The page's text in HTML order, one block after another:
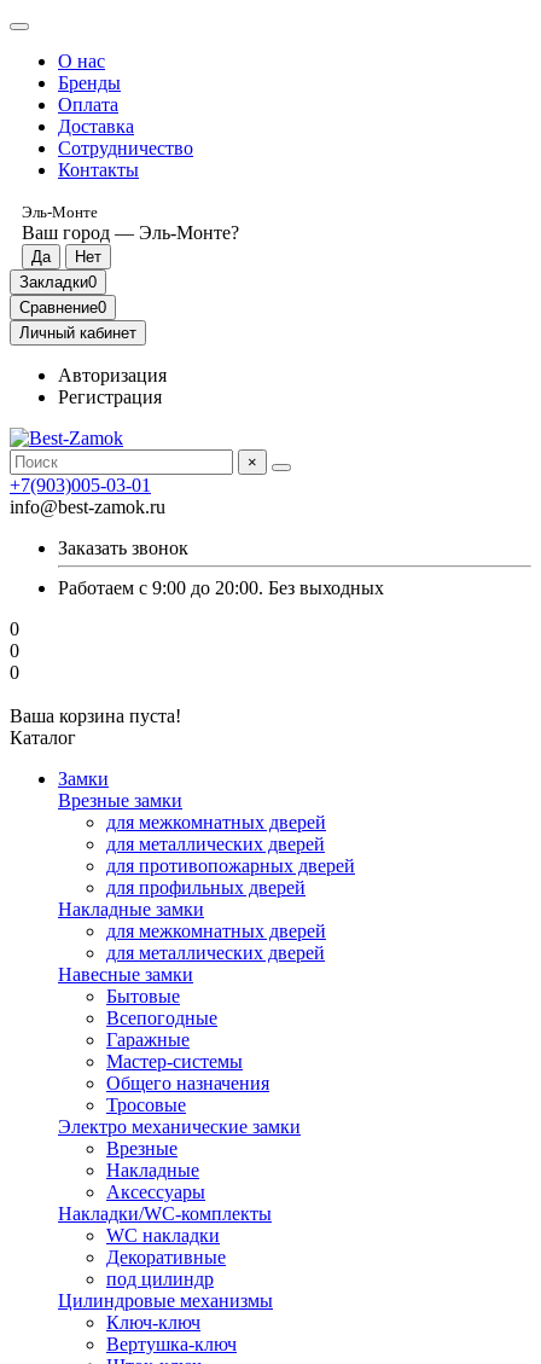
О нас
Бренды
Оплата
Доставка
Сотрудничество
Контакты
Эль-Монте
Ваш город — Эль-Монте?
Закладки0
Сравнение0
Личный кабинет
Авторизация
Регистрация
×
+7(903)005-03-01
info@best-zamok.ru
Заказать звонок
Работаем с 9:00 до 20:00. Без выходных
0
0
0
Ваша корзина пуста!
Каталог
Замки
Врезные замки
для межкомнатных дверей
для металлических дверей
для противопожарных дверей
для профильных дверей
Накладные замки
для межкомнатных дверей
для металлических дверей
Навесные замки
Бытовые
Всепогодные
Гаражные
Мастер-системы
Общего назначения
Тросовые
Электро механические замки
Врезные
Накладные
Аксессуары
Накладки/WC-комплекты
WC накладки
Декоративные
под цилиндр
Цилиндровые механизмы
Ключ-ключ
Вертушка-ключ